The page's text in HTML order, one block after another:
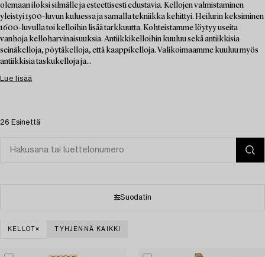
olemaan iloksi silmälle ja esteettisesti edustavia. Kellojen valmistaminen
yleistyi 1500-luvun kuluessa ja samalla tekniikka kehittyi. Heilurin keksiminen
1600-luvulla toi kelloihin lisää tarkkuutta. Kohteistamme löytyy useita
vanhoja kelloharvinaisuuksia. Antiikkikelloihin kuuluu sekä antiikkisia
seinäkelloja, pöytäkelloja, että kaappikelloja. Valikoimaamme kuuluu myös
antiikkisia taskukelloja ja...
Lue lisää
26 Esinettä
Suodatin
KELLOT TYHJENNÄ KAIKKI